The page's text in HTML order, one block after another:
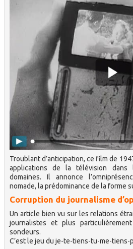
Troublant d’anticipation, ce film de
applications de la télévision
domaines. Il annonce
nomade, la prédominance de la forme
Corruption du journalisme
Un article bien vu sur les relations
journalistes et plus
sondeurs.
C’est le jeu du je-te-tiens-tu-me-tiens-